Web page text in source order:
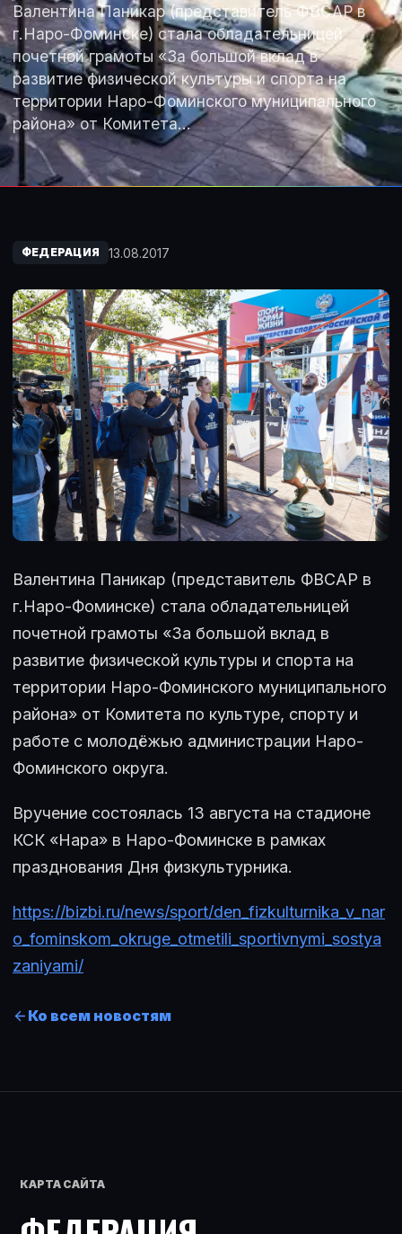
Валентина Паникар (представитель ФВСАР в
г.Наро-Фоминске) стала обладательницей
почетной грамоты «За большой вклад в
развитие физической культуры и спорта на
территории Наро-Фоминского муниципального
района» от Комитета…
ФЕДЕРАЦИЯ 13.08.2017
Валентина Паникар (представитель ФВСАР в
г.Наро-Фоминске) стала обладательницей
почетной грамоты «За большой вклад в
развитие физической культуры и спорта на
территории Наро-Фоминского муниципального
района» от Комитета по культуре, спорту и
работе с молодёжью администрации Наро-
Фоминского округа.
Вручение состоялась 13 августа на стадионе
КСК «Нара» в Наро-Фоминске в рамках
празднования Дня физкультурника.
https://bizbi.ru/news/sport/den_fizkulturnika_v_nar
o_fominskom_okruge_otmetili_sportivnymi_sostya
zaniyami/
Ко всем новостям
КАРТА САЙТА